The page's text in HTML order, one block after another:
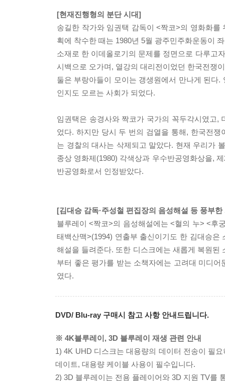
[현재진행형의 분단 시대]
송길한 작가와 임권택 감독이 <짝코>의 영화화
획에 착수한 때는 1980년 5월 광주민주화운동이
소재로 한 이데올로기의 문제를 정면으로 다루고
시백으로 오가며, 열강의 대리전이었던 한국전쟁
둘은 부랑아들이 모이는 갱생원에서 만나게 된다
인지도 모르는 사회가 되었다.
임권택은 송경사와 짝코가 국가의 꼭두각시였고,
었다. 하지만 당시 두 번의 검열을 통해, 한국전
는 경찰의 대사는 삭제되고 말았다. 현재 우리가
종상 영화제(1980) 각색상과 우수반공영화상을,
반공영화로서 인정받았다.
[김대승 감독·주성철 편집장의 음성해설 등 풍부
블루레이 <짝코>의 음성해설에는 <혈의 누> <후
태백산맥>(1994) 연출부 출신이기도 한 김대승
해설을 들려준다. 또한 디스크에는 새롭게 복원
부터 좋은 평가를 받는 소책자에는 고려대 미디
였다.
DVD/ Blu-ray 구매시 참고 사항 안내드립니다.
※ 4K블루레이, 3D 블루레이 재생 관련 안내
1) 4K UHD 디스크는 대용량의 데이터 전송이 필
데이트, 대용량 케이블 사용이 필수입니다.
2) 3D 블루레이는 전용 플레이어와 3D 지원 TV를